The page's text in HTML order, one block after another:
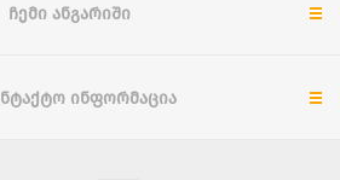
ᲩᲔᲛᲘ ᲐᲜᲒᲐᲠᲘᲨᲘ
ᲘᲜᲤᲝᲠᲛᲐᲪᲘᲐ